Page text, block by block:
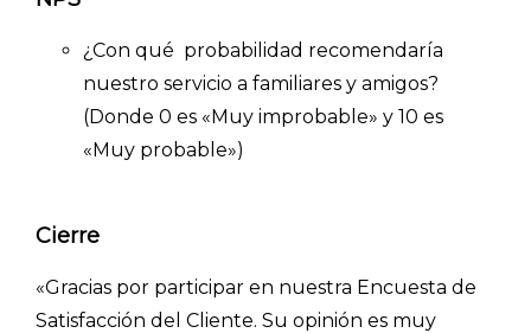
¿Con qué probabilidad recomendaría
nuestro servicio a familiares y amigos?
(Donde 0 es «Muy improbable» y 10 es
«Muy probable»)
Cierre
«Gracias por participar en nuestra Encuesta de
Satisfacción del Cliente. Su opinión es muy